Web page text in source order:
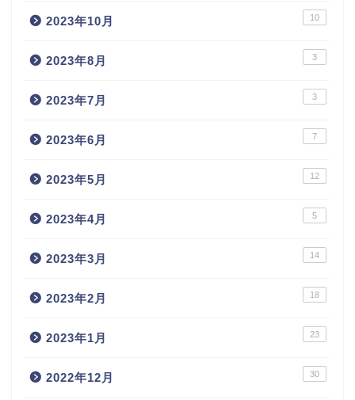
2023年10月 10
2023年8月 3
2023年7月 3
2023年6月 7
2023年5月 12
2023年4月 5
2023年3月 14
2023年2月 18
2023年1月 23
2022年12月 30